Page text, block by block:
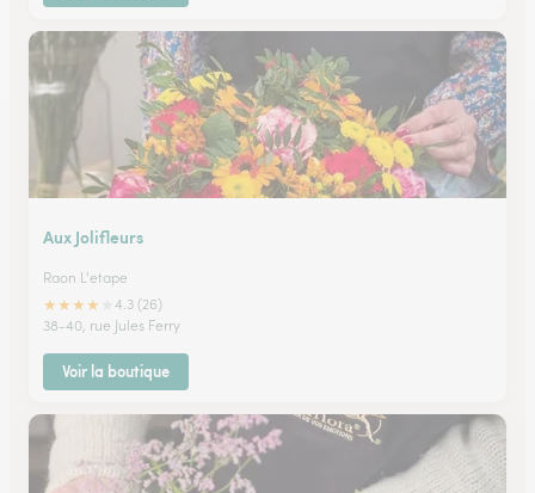
Aux Jolifleurs
Raon L'etape
★★★★
4.3 (26)
38-40, rue Jules Ferry
Voir la boutique